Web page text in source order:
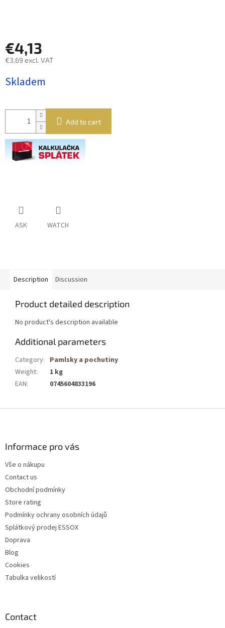
€4,13
€3,69 excl. VAT
price:
Skladem
Add to cart
ASK WATCH
Description Discussion
Product detailed description
No product's description available
Additional parameters
Category: Pamlsky a pochutiny
Weight:
1 kg
EAN: 0745604833196
Informace pro vás
Vše o nákupu
Contact us
Obchodní podmínky
Store rating
Podmínky ochrany osobních údajů
Splátkový prodej ESSOX
Doprava
Blog
Cookies
Tabulka velikostí
Contact